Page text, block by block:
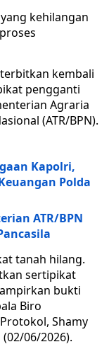
kehilangan
kembali
pengganti
Agraria
(ATR/BPN).
Kapolri,
Polda
ATR/BPN
tanah hilang.
sertipikat
bukti
Biro
Shamy
06/2026).